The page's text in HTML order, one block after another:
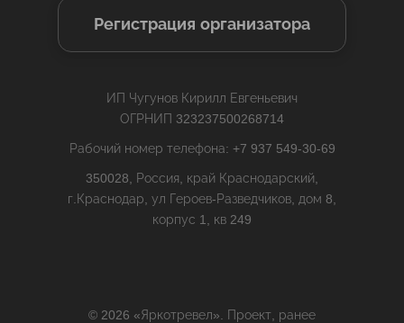
Регистрация организатора
ИП Чугунов Кирилл Евгеньевич
ОГРНИП 323237500268714
Рабочий номер телефона: +7 937 549-30-69
350028, Россия, край Краснодарский,
г.Краснодар, ул Героев-Разведчиков, дом 8,
корпус 1, кв 249
© 2026 «Яркотревел». Проект, ранее